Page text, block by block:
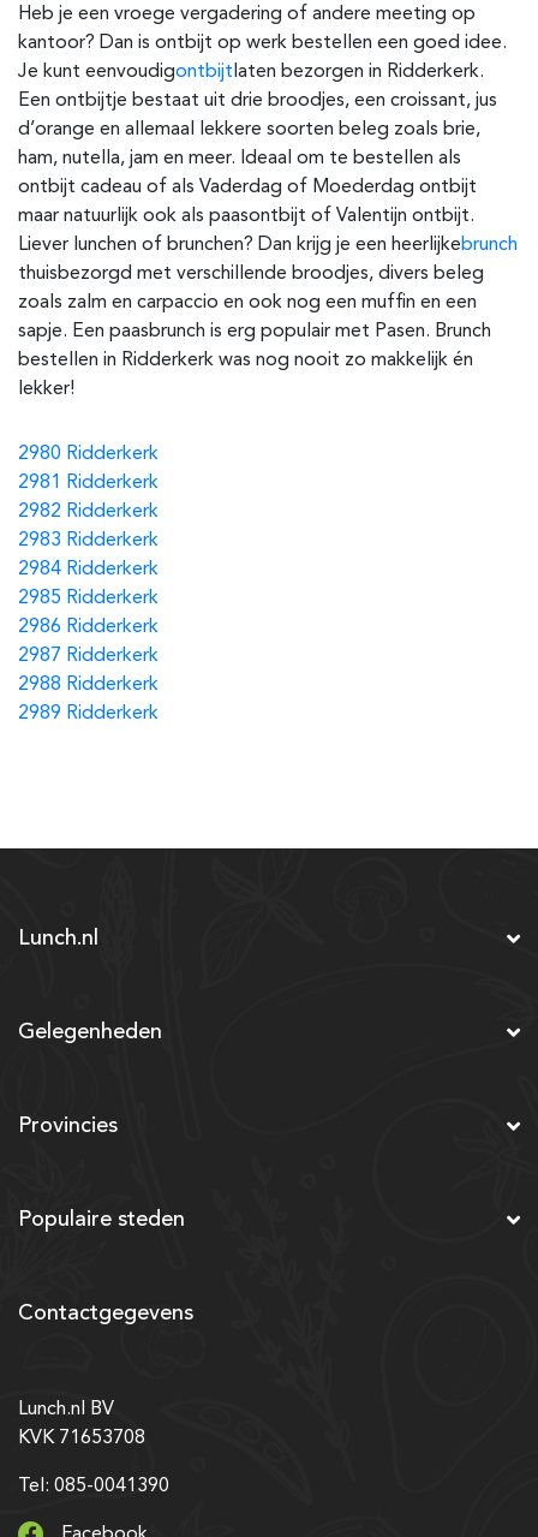
Heb je een vroege vergadering of andere meeting op
kantoor? Dan is ontbijt op werk bestellen een goed idee.
Je kunt eenvoudigontbijt laten bezorgen in Ridderkerk.
Een ontbijtje bestaat uit drie broodjes, een croissant, jus
d’orange en allemaal lekkere soorten beleg zoals brie,
ham, nutella, jam en meer. Ideaal om te bestellen als
ontbijt cadeau of als Vaderdag of Moederdag ontbijt
maar natuurlijk ook als paasontbijt of Valentijn ontbijt.
Liever lunchen of brunchen? Dan krijg je een heerlijkebrunch
thuisbezorgd met verschillende broodjes, divers beleg
zoals zalm en carpaccio en ook nog een muffin en een
sapje. Een paasbrunch is erg populair met Pasen. Brunch
bestellen in Ridderkerk was nog nooit zo makkelijk én
lekker!
2980 Ridderkerk
2981 Ridderkerk
2982 Ridderkerk
2983 Ridderkerk
2984 Ridderkerk
2985 Ridderkerk
2986 Ridderkerk
2987 Ridderkerk
2988 Ridderkerk
2989 Ridderkerk
Lunch.nl
Gelegenheden
Provincies
Populaire steden
Contactgegevens
Lunch.nl BV
KVK 71653708
Tel: 085-0041390